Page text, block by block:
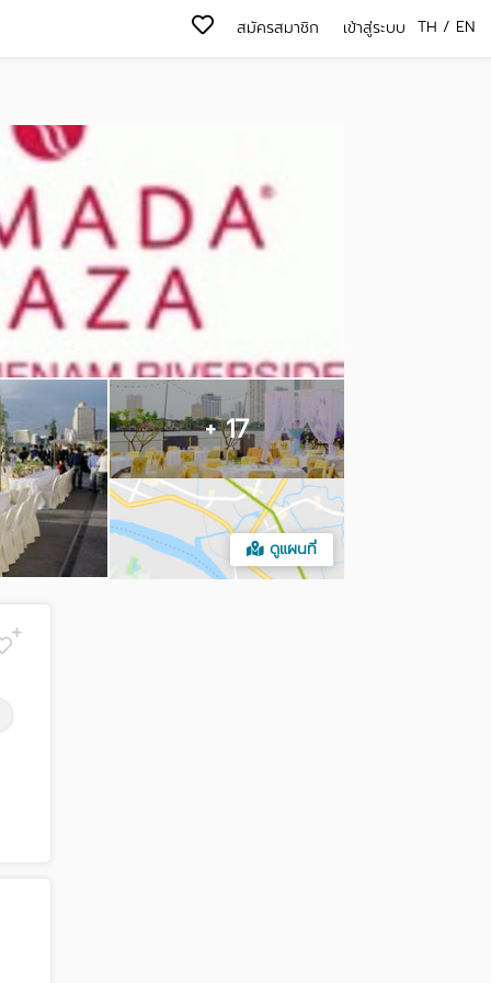
TH / EN
สมัครสมาชิก เข้าสู่ระบบ
+ 17
ดูแผนที่